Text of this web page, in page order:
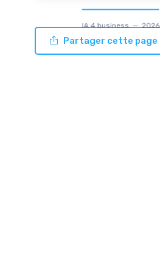
IA 4 business — 2026
Partager cette page